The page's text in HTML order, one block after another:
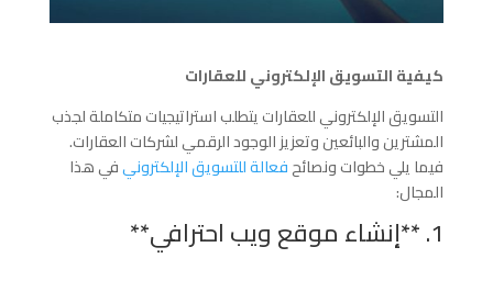
كيفية التسويق الإلكتروني للعقارات
التسويق الإلكتروني للعقارات يتطلب استراتيجيات متكاملة لجذب
المشترين والبائعين وتعزيز الوجود الرقمي لشركات العقارات.
فيما يلي خطوات ونصائحفعالة للتسويق الإلكترونيفي هذا
المجال:
1. **إنشاء موقع ويب احترافي**